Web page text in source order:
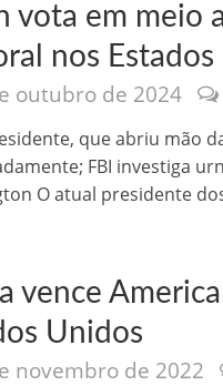
Kong ajudou o Imperador
vota em meio
nos Estados
outubro de 2024
que abriu mão
FBI investiga
O atual presidente
vence
Unidos
novembro de 2022